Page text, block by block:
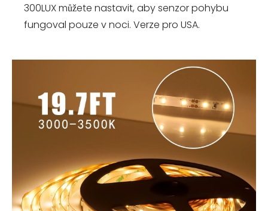
300LUX můžete nastavit, aby senzor pohybu
fungoval pouze v noci. Verze pro USA.